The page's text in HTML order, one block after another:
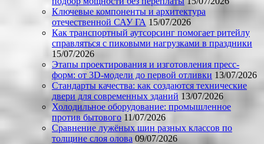
Ключевые компоненты и архитектура
отечественной САУ ГА 15/07/2026
Как транспортный аутсорсинг помогает ритейлу
справляться с пиковыми нагрузками в праздники
15/07/2026
Этапы проектирования и изготовления пресс-
форм: от 3D-модели до первой отливки 13/07/2026
Стандарты качества: как создаются технические
двери для современных зданий 13/07/2026
Холодильное оборудование: промышленное
против бытового 11/07/2026
Сравнение лужёных шин разных классов по
толщине слоя олова 09/07/2026